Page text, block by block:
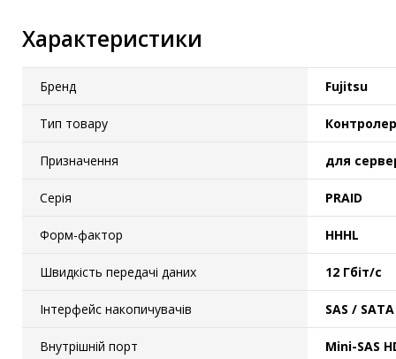
Характеристики
Бренд Fujitsu
Тип товару
Призначення для
Серія PRAID
Форм-фактор HHHL
Швидкість передачі даних 12 Гбіт/с
Інтерфейс накопичувачів SAS / SATA
Внутрішній порт Mini-SAS